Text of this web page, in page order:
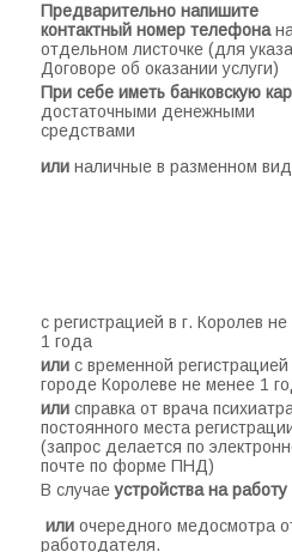
Предварительно напишите
контактный номер телефона
отдельном листочке (для
Договоре об оказании услуги)
При себе иметь банковскую
достаточными денежными
средствами
или наличные в разменном
с регистрацией в г. Королев
1 года
или с временной регистрацией
городе Королеве не менее 1
или справка от врача
постоянного места
(запрос делается по
почте по форме ПНД)
В случаеустройства на работу
или очередного медосмотра
работодателя.